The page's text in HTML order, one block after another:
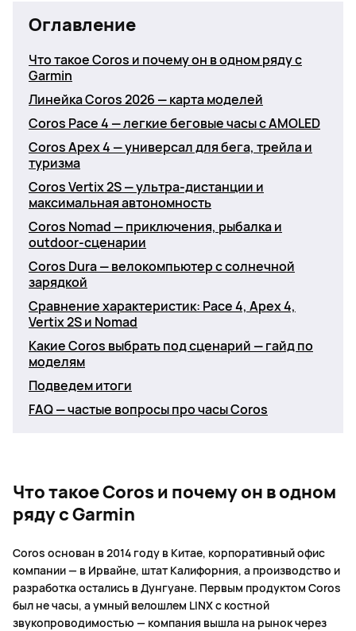
Оглавление
Что такое Coros и почему он в одном ряду с
Garmin
Линейка Coros 2026 — карта моделей
Coros Pace 4 — легкие беговые часы с AMOLED
Coros Apex 4 — универсал для бега, трейла и
туризма
Coros Vertix 2S — ультра-дистанции и
максимальная автономность
Coros Nomad — приключения, рыбалка и
outdoor-сценарии
Coros Dura — велокомпьютер с солнечной
зарядкой
Сравнение характеристик: Pace 4, Apex 4,
Vertix 2S и Nomad
Какие Coros выбрать под сценарий — гайд по
моделям
Подведем итоги
FAQ — частые вопросы про часы Coros
Что такое Coros и почему он в одном
ряду с Garmin
Coros основан в 2014 году в Китае, корпоративный офис
компании — в Ирвайне, штат Калифорния, а производство и
разработка остались в Дунгуане. Первым продуктом Coros
был не часы, а умный велошлем LINX с костной
звукопроводимостью — компания вышла на рынок через